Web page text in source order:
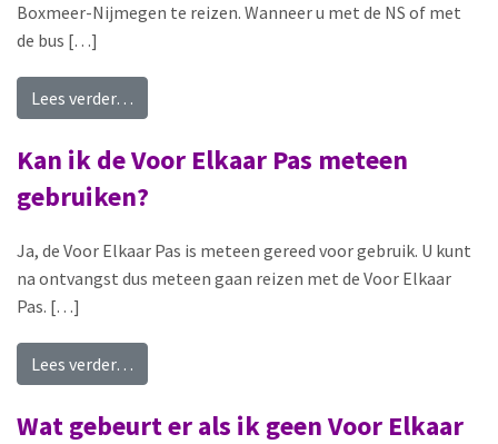
Boxmeer-Nijmegen te reizen. Wanneer u met de NS of met
de bus […]
Lees verder…
Kan ik de Voor Elkaar Pas meteen
gebruiken?
Ja, de Voor Elkaar Pas is meteen gereed voor gebruik. U kunt
na ontvangst dus meteen gaan reizen met de Voor Elkaar
Pas. […]
Lees verder…
Wat gebeurt er als ik geen Voor Elkaar